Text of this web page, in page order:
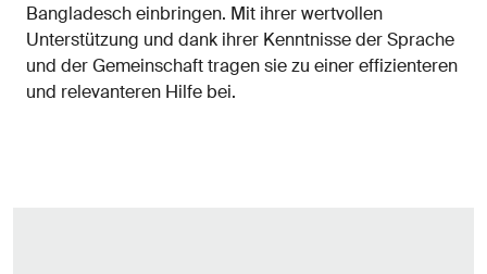
Bangladesch einbringen. Mit ihrer wertvollen
Unterstützung und dank ihrer Kenntnisse der Sprache
und der Gemeinschaft tragen sie zu einer effizienteren
und relevanteren Hilfe bei.